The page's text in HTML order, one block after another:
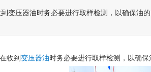
变压器油时务必要进行取样检测，以确保油
收到 变压器油时务必要进行取样检测，以确